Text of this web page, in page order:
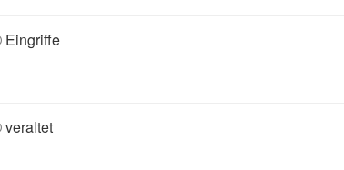
Eingriffe
veraltet